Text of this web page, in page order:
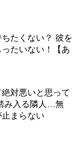
たくない？ 彼を
たいない！【あ
絶対悪いと思って
み入る隣人…無
まらない